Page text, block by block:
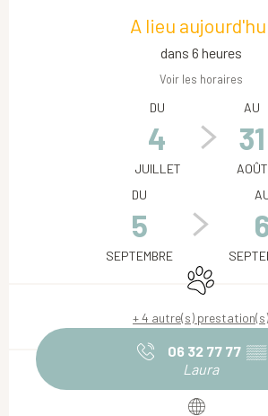
A lieu
dans 6 heures
Voir les horaires
DU
4
JUILLET
AU
31
AOÛT
DU
5
SEPTEMBRE
Animaux
+ 4 autre(s) prestation(s)
06 32 77 77 ▒▒
Laura